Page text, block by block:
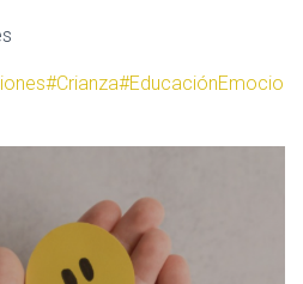
#Crianza#EducaciónEmocio